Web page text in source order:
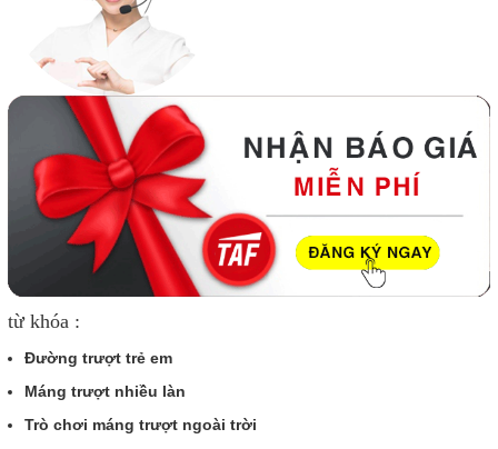
từ khóa :
Đường trượt trẻ em
Máng trượt nhiều làn
Trò chơi máng trượt ngoài trời